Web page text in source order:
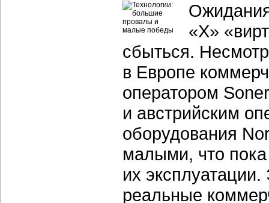
«Х»
сбыться.
в Европе
оператором
и австрийским
оборудования
малыми, что пока
их
реальные